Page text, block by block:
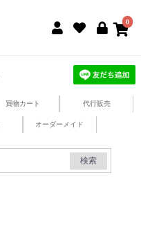
0
買物カート 代行販売
オーダーメイド
検索